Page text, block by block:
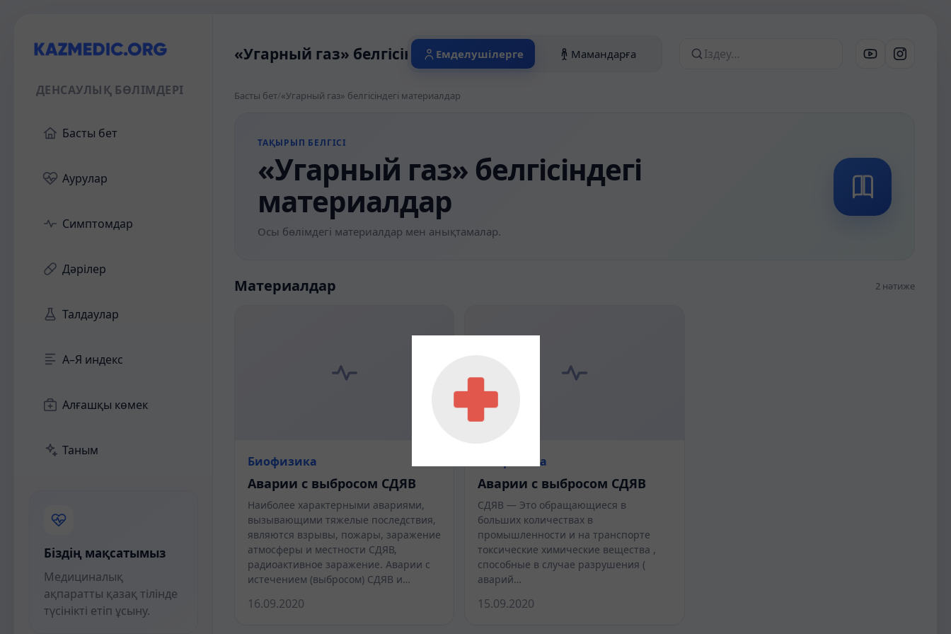
ДЕНСАУЛЫҚ БӨЛІМДЕРІ
Басты бет
Аурулар
Симптомдар
Дәрілер
Талдаулар
А–Я индекс
Алғашқы көмек
Таным
Біздің мақсатымыз
Медициналық
ақпаратты қазақ тілінде
түсінікті етіп ұсыну.
«Угарный газ» белгісіндегі материалдар
Емделушілерге Мамандарға Сайттан іздеу
Басты бет/«Угарный газ» белгісіндегі материалдар
ТАҚЫРЫП БЕЛГІСІ
«Угарный газ» белгісіндегі
материалдар
Осы бөлімдегі материалдар мен анықтамалар.
Материалдар 2 нәтиже
Биофизика
Аварии с выбросом СДЯВ
Наиболее характерными авариями,
вызывающими тяжелые последствия,
являются взрывы, пожары, заражение
атмосферы и местности СДЯВ,
радиоактивное заражение. Аварии с
истечением (выбросом) СДЯВ и…
16.09.2020
Биофизика
Аварии с выбросом СДЯВ
СДЯВ — Это обращающиеся в
больших количествах в
промышленности и на транспорте
токсические химические вещества ,
способные в случае разрушения (
аварий…
15.09.2020